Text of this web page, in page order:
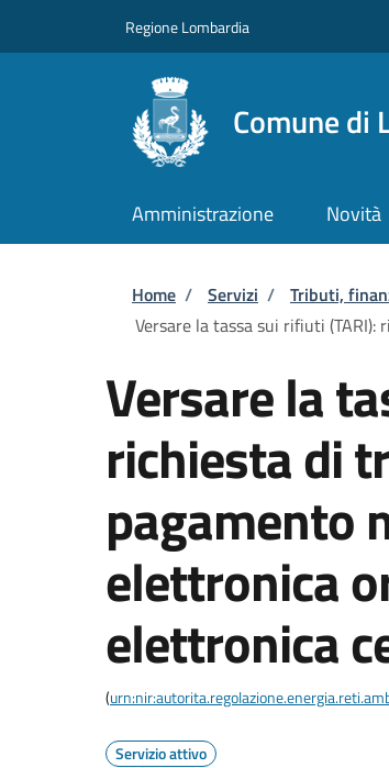
Regione Lombardia
Comune di
Amministrazione Novità
Briciole di
Home / Servizi / Tributi,
Versare la tassa sui rifiuti
Versare la
richiesta di
pagamento
elettronica
elettronica
(
Servizio attivo